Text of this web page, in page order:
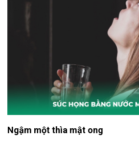
Ngậm một thìa mật ong